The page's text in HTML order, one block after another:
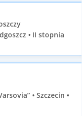
• II stopnia
• Szczecin •